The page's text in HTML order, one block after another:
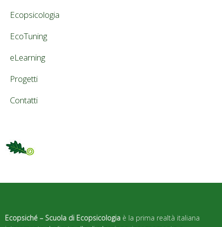
Ecopsicologia
EcoTuning
eLearning
Progetti
Contatti
Ecopsiché – Scuola di Ecopsicologia è la prima realtà italiana